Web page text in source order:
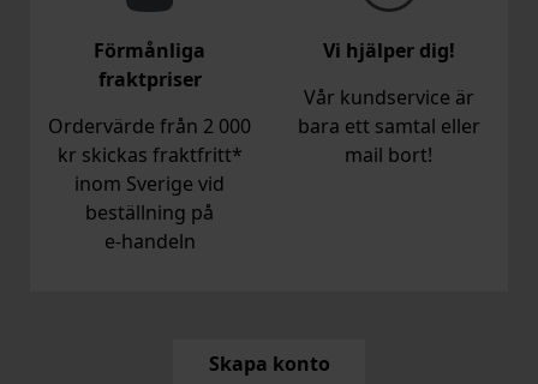
Förmånliga
fraktpriser
Ordervärde från 2 000
kr skickas fraktfritt*
inom Sverige vid
beställning på
e‑handeln
Vi hjälper dig!
Vår kundservice är
bara ett samtal eller
mail bort!
Skapa konto